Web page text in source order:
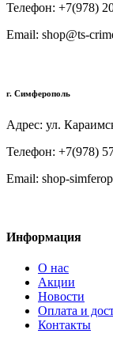
Телефон: +7(978)
Email: shop@ts-
г. Симферополь
Адрес: ул.
Телефон: +7(978)
Email: shop-
Информация
О нас
Акции
Новости
Оплата и
Контакты